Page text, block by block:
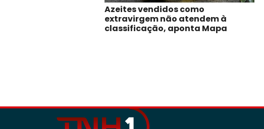
Azeites vendidos como
extravirgem não atendem à
classificação, aponta Mapa